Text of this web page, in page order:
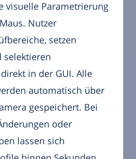
visuelle Parametrierung
Nutzer
setzen
selektieren
in der GUI. Alle
automatisch über
gespeichert. Bei
oder
lassen sich